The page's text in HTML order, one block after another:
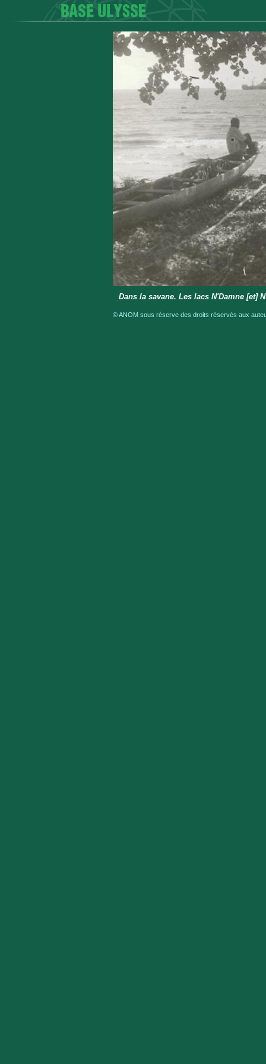
Dans la savane. Les lacs N'Damne [et]
© ANOM sous réserve des droits réservés aux